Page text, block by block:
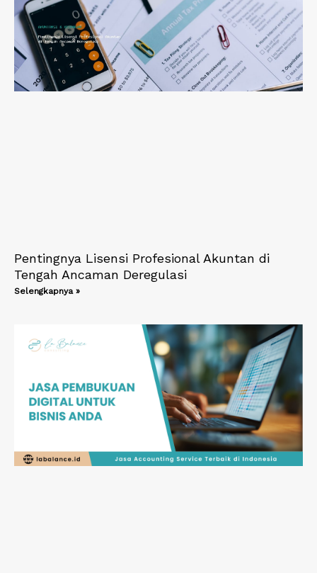
Pentingnya Lisensi Profesional Akuntan di
Tengah Ancaman Deregulasi
Selengkapnya »